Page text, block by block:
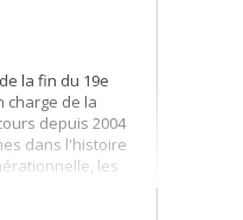
la fin du 19e
charge de la
depuis 2004
dans l'histoire
les